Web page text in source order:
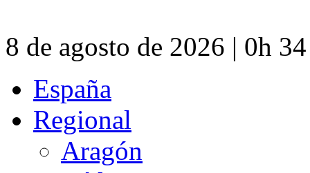
8 de agosto de 2026 | 0h
España
Regional
Aragón